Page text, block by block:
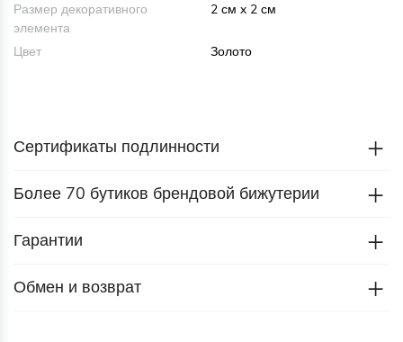
Размер декоративного
элемента
2 см x 2 см
Цвет Золото
Сертификаты подлинности
Более 70 бутиков брендовой бижутерии
Гарантии
Обмен и возврат